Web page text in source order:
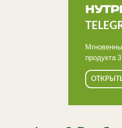
продукта
ОТКРЫТЬ